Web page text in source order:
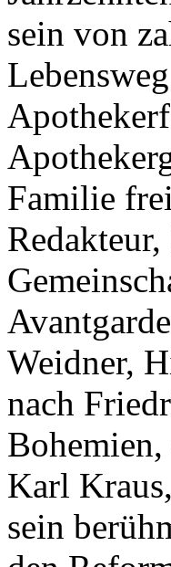
sein von
Familie
Weidner,
nach
Karl
sein